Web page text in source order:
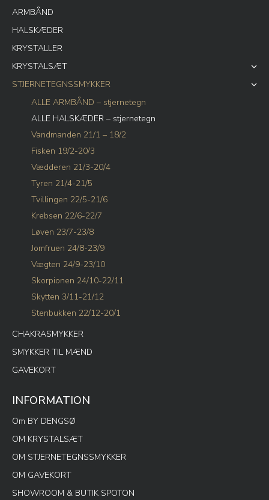
ARMBÅND
HALSKÆDER
KRYSTALLER
KRYSTALSÆT
STJERNETEGNSSMYKKER
ALLE ARMBÅND – stjernetegn
ALLE HALSKÆDER – stjernetegn
Vandmanden 21/1 – 18/2
Fisken 19/2-20/3
Vædderen 21/3-20/4
Tyren 21/4-21/5
Tvillingen 22/5-21/6
Krebsen 22/6-22/7
Løven 23/7-23/8
Jomfruen 24/8-23/9
Vægten 24/9-23/10
Skorpionen 24/10-22/11
Skytten 3/11-21/12
Stenbukken 22/12-20/1
CHAKRASMYKKER
SMYKKER TIL MÆND
GAVEKORT
INFORMATION
Om BY DENGSØ
OM KRYSTALSÆT
OM STJERNETEGNSSMYKKER
OM GAVEKORT
SHOWROOM & BUTIK SPOTON